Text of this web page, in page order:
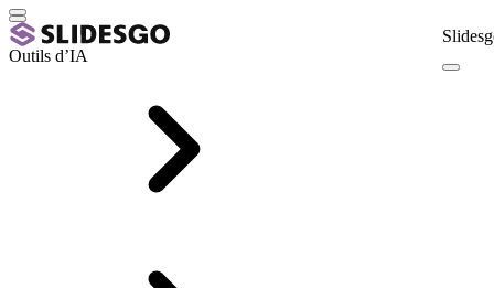
Outils d’IA